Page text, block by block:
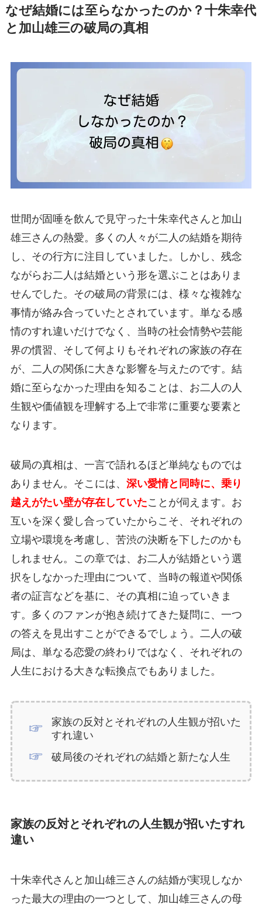
なぜ結婚には至らなかったのか？十朱幸代
と加山雄三の破局の真相
世間が固唾を飲んで見守った十朱幸代さんと加山
雄三さんの熱愛。多くの人々が二人の結婚を期待
し、その行方に注目していました。しかし、残念
ながらお二人は結婚という形を選ぶことはありま
せんでした。その破局の背景には、様々な複雑な
事情が絡み合っていたとされています。単なる感
情のすれ違いだけでなく、当時の社会情勢や芸能
界の慣習、そして何よりもそれぞれの家族の存在
が、二人の関係に大きな影響を与えたのです。結
婚に至らなかった理由を知ることは、お二人の人
生観や価値観を理解する上で非常に重要な要素と
なります。
破局の真相は、一言で語れるほど単純なものでは
ありません。そこには、 深い愛情と同時に、乗り
越えがたい壁が存在していたことが伺えます。お
互いを深く愛し合っていたからこそ、それぞれの
立場や環境を考慮し、苦渋の決断を下したのかも
しれません。この章では、お二人が結婚という選
択をしなかった理由について、当時の報道や関係
者の証言などを基に、その真相に迫っていきま
す。多くのファンが抱き続けてきた疑問に、一つ
の答えを見出すことができるでしょう。二人の破
局は、単なる恋愛の終わりではなく、それぞれの
人生における大きな転換点でもありました。
家族の反対とそれぞれの人生観が招いた
すれ違い
破局後のそれぞれの結婚と新たな人生
家族の反対とそれぞれの人生観が招いたすれ
違い
十朱幸代さんと加山雄三さんの結婚が実現しなか
った最大の理由の一つとして、加山雄三さんの母